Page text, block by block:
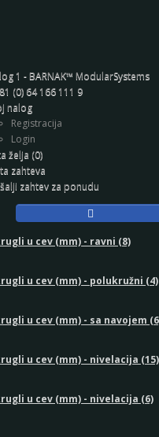
1 - BARNAK™ ModularSystems
(0) 64 166 111 9
nalog
Registracija
Login
želja (0)
zahteva
zahtev za ponudu
u cev (mm) - ravni (8)
u cev (mm) - polukružni (4)
u cev (mm) - sa navojem
u cev (mm) - nivelacija (15)
u cev (mm) - nivelacija (6)